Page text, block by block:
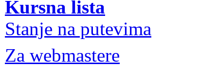
Kursna lista
Stanje na putevima
Za webmastere